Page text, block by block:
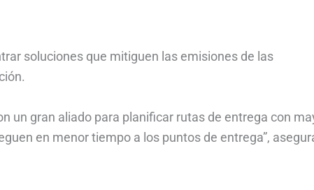
soluciones que mitiguen las emisiones de las
un gran aliado para planificar rutas de entrega con
en menor tiempo a los puntos de entrega”,